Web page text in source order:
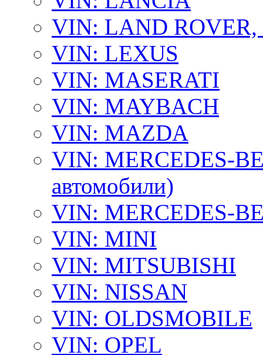
VIN: LAND ROVER,
VIN: LEXUS
VIN: MASERATI
VIN: MAYBACH
VIN: MAZDA
VIN: MERCEDES-
автомобили)
VIN: MERCEDES-
VIN: MINI
VIN: MITSUBISHI
VIN: NISSAN
VIN: OLDSMOBILE
VIN: OPEL